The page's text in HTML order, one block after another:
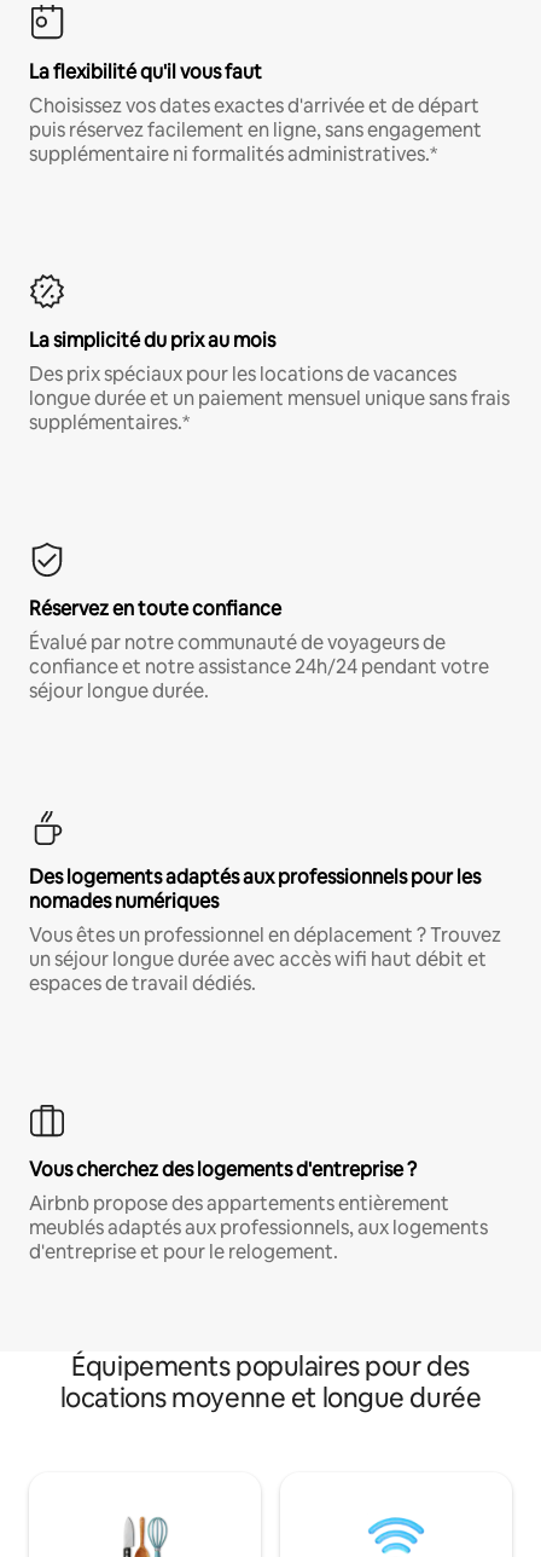
La flexibilité qu'il vous faut
Choisissez vos dates exactes d'arrivée et de départ
puis réservez facilement en ligne, sans engagement
supplémentaire ni formalités administratives.*
La simplicité du prix au mois
Des prix spéciaux pour les locations de vacances
longue durée et un paiement mensuel unique sans frais
supplémentaires.*
Réservez en toute confiance
Évalué par notre communauté de voyageurs de
confiance et notre assistance 24h/24 pendant votre
séjour longue durée.
Des logements adaptés aux professionnels pour les
nomades numériques
Vous êtes un professionnel en déplacement ? Trouvez
un séjour longue durée avec accès wifi haut débit et
espaces de travail dédiés.
Vous cherchez des logements d'entreprise ?
Airbnb propose des appartements entièrement
meublés adaptés aux professionnels, aux logements
d'entreprise et pour le relogement.
Équipements populaires pour des
locations moyenne et longue durée